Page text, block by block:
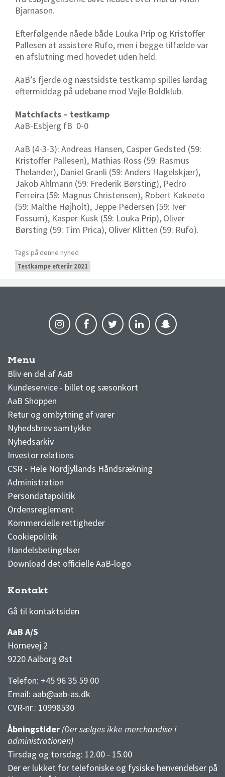
Bjarnason.
Efterfølgende nåede både Louka Prip og Kristoffer
Pallesen at assistere Rufo, men i begge tilfælde var
en afslutning med hovedet uden held.
AaB’s fjerde og næstsidste testkamp spilles lørdag
eftermiddag på udebane mod Vejle Boldklub.
Matchfacts – testkamp
AaB-Esbjerg fB 0-0
AaB (4-3-3): Andreas Hansen, Casper Gedsted (59:
Kristoffer Pallesen), Mathias Ross (59: Rasmus
Thelander), Daniel Granli (59: Anders Hagelskjær),
Jakob Ahlmann (59: Frederik Børsting), Pedro
Ferreira (59: Magnus Christensen), Robert Kakeeto
(59: Malthe Højholt), Jeppe Pedersen (59: Iver
Fossum), Kasper Kusk (59: Louka Prip), Oliver
Børsting (59: Tim Prica), Oliver Klitten (59: Rufo).
Tags på denne nyhed
Testkampe efterår 2021
Menu
Bliv en del af AaB
Kundeservice - billet og sæsonkort
AaB Shoppen
Retur og ombytning af varer
Nyhedsbrev samtykke
Nyhedsarkiv
Investor relations
CSR - Hele Nordjyllands Håndsrækning
Administration
Persondatapolitik
Ordensreglement
Kommercielle rettigheder
Cookiepolitik
Handelsbetingelser
Download det officielle AaB-logo
Kontakt
Gå til kontaktsiden
AaB A/S
Hornevej 2
9220 Aalborg Øst
Telefon: +45 96 35 59 00
Email: aab@aab-as.dk
CVR-nr.: 10998530
Åbningstider (Der sælges ikke merchandise i
administrationen)
Tirsdag og torsdag: 12.00 - 15.00
Der er lukket for telefoniske og fysiske henvendelser på